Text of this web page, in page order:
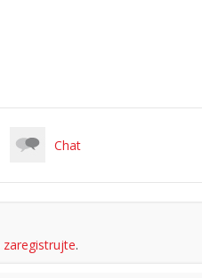
Chat
zaregistrujte.